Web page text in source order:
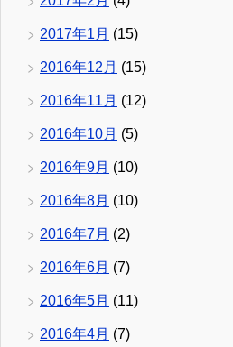
2017年1月 (15)
2016年12月 (15)
2016年11月 (12)
2016年10月 (5)
2016年9月 (10)
2016年8月 (10)
2016年7月 (2)
2016年6月 (7)
2016年5月 (11)
2016年4月 (7)